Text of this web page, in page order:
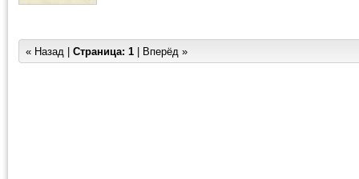
« Назад | Страница: 1 | Вперёд »